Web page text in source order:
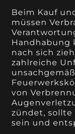
Beim Kauf
müssen
Handhabung
nach sich
zahlreiche
von
zündet, sollte
sein und